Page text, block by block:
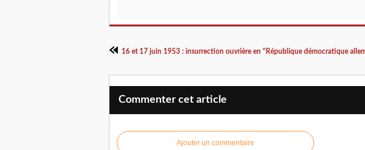
Commenter cet article
Ajouter un commentaire